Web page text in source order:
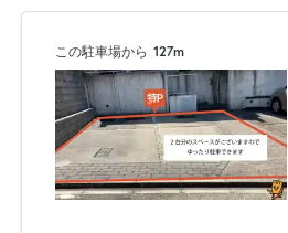
この駐車場から 127m